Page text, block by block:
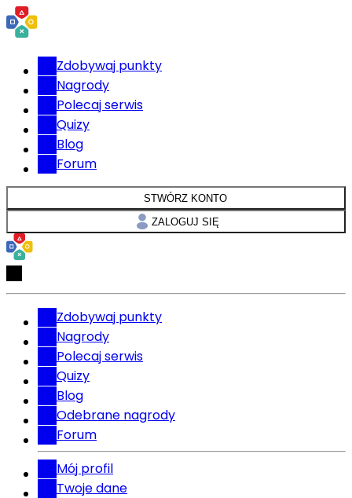
Zdobywaj punkty
Nagrody
Polecaj serwis
Quizy
Blog
Forum
STWÓRZ KONTO
ZALOGUJ SIĘ
Zdobywaj punkty
Nagrody
Polecaj serwis
Quizy
Blog
Odebrane nagrody
Forum
Mój profil
Twoje dane